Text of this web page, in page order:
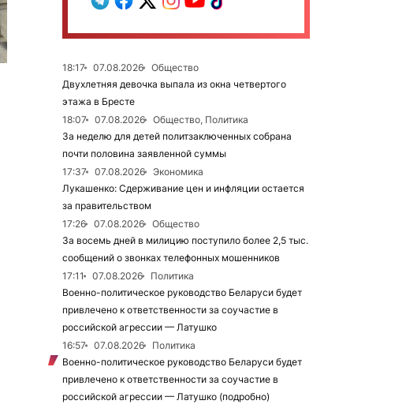
18:17 07.08.2026
Общество
Двухлетняя девочка выпала из окна четвертого
этажа в Бресте
18:07
07.08.2026
Общество, Политика
За неделю для детей политзаключенных собрана
почти половина заявленной суммы
17:37
07.08.2026
Экономика
Лукашенко: Сдерживание цен и инфляции остается
за правительством
17:26
07.08.2026
Общество
За восемь дней в милицию поступило более 2,5 тыс.
сообщений о звонках телефонных мошенников
17:11
07.08.2026
Политика
Военно-политическое руководство Беларуси будет
привлечено к ответственности за соучастие в
российской агрессии — Латушко
16:57
07.08.2026
Политика
Военно-политическое руководство Беларуси будет
привлечено к ответственности за соучастие в
российской агрессии — Латушко (подробно)